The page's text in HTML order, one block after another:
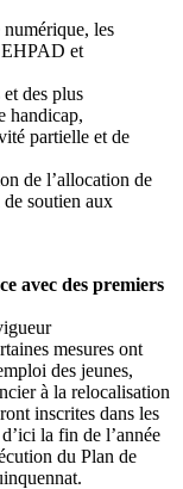
les
EHPAD et
des plus
handicap,
partielle et de
de l’allocation de
de soutien aux
avec des premiers
mesures ont
des jeunes,
à la relocalisation
inscrites dans les
la fin de l’année
du Plan de